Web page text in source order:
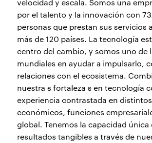
velocidad y escala. Somos una
por el talento y la innovación con
personas que prestan sus servicios
más de 120 países. La tecnología
centro del cambio, y somos uno de
mundiales en ayudar a impulsarlo,
relaciones con el ecosistema.
nuestra sfortaleza sen tecnología
experiencia contrastada en
económicos, funciones
global. Tenemos la capacidad única
resultados tangibles a través de